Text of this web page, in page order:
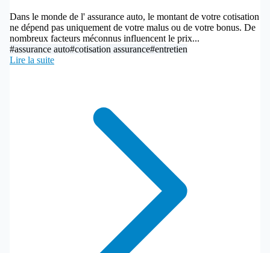
Dans le monde de l' assurance auto, le montant de votre cotisation
ne dépend pas uniquement de votre malus ou de votre bonus. De
nombreux facteurs méconnus influencent le prix...
#assurance auto#cotisation assurance#entretien
Lire la suite